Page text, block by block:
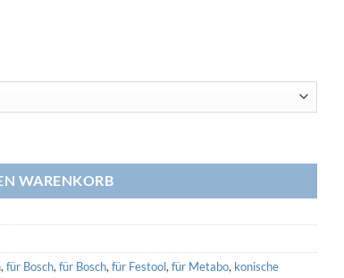
WARENKORB
, für Bosch, für Bosch, für Festool, für Metabo, konische